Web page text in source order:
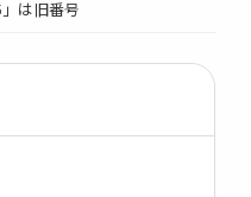
は旧番号